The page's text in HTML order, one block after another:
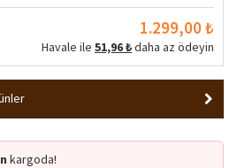
1.299,00 ₺
Havale ile 51,96 ₺daha az ödeyin
kargoda!